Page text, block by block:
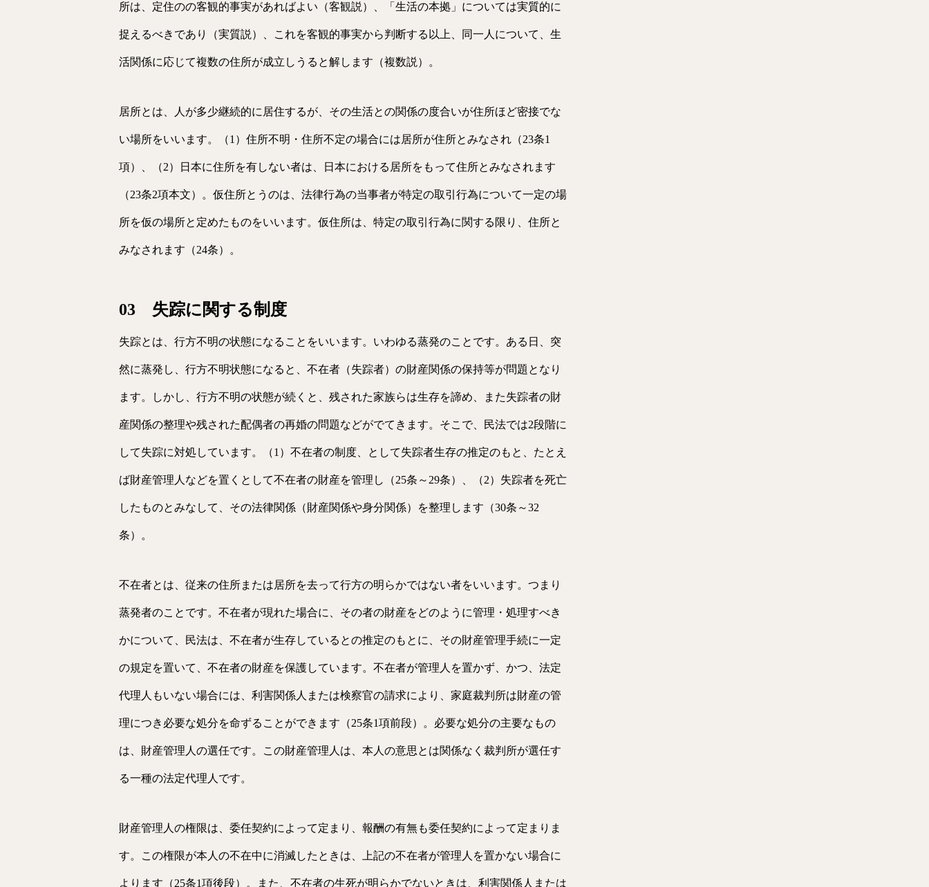
所は、定住のの客観的事実があればよい（客観説）、「生活の本拠」については実質的に
捉えるべきであり（実質説）、これを客観的事実から判断する以上、同一人について、生
活関係に応じて複数の住所が成立しうると解します（複数説）。
居所とは、人が多少継続的に居住するが、その生活との関係の度合いが住所ほど密接でな
い場所をいいます。（1）住所不明・住所不定の場合には居所が住所とみなされ（23条1
項）、（2）日本に住所を有しない者は、日本における居所をもって住所とみなされます
（23条2項本文）。仮住所とうのは、法律行為の当事者が特定の取引行為について一定の場
所を仮の場所と定めたものをいいます。仮住所は、特定の取引行為に関する限り、住所と
みなされます（24条）。
03 失踪に関する制度
失踪とは、行方不明の状態になることをいいます。いわゆる蒸発のことです。ある日、突
然に蒸発し、行方不明状態になると、不在者（失踪者）の財産関係の保持等が問題となり
ます。しかし、行方不明の状態が続くと、残された家族らは生存を諦め、また失踪者の財
産関係の整理や残された配偶者の再婚の問題などがでてきます。そこで、民法では2段階に
して失踪に対処しています。（1）不在者の制度、として失踪者生存の推定のもと、たとえ
ば財産管理人などを置くとして不在者の財産を管理し（25条～29条）、（2）失踪者を死亡
したものとみなして、その法律関係（財産関係や身分関係）を整理します（30条～32
条）。
不在者とは、従来の住所または居所を去って行方の明らかではない者をいいます。つまり
蒸発者のことです。不在者が現れた場合に、その者の財産をどのように管理・処理すべき
かについて、民法は、不在者が生存しているとの推定のもとに、その財産管理手続に一定
の規定を置いて、不在者の財産を保護しています。不在者が管理人を置かず、かつ、法定
代理人もいない場合には、利害関係人または検察官の請求により、家庭裁判所は財産の管
理につき必要な処分を命ずることができます（25条1項前段）。必要な処分の主要なもの
は、財産管理人の選任です。この財産管理人は、本人の意思とは関係なく裁判所が選任す
る一種の法定代理人です。
財産管理人の権限は、委任契約によって定まり、報酬の有無も委任契約によって定まりま
す。この権限が本人の不在中に消滅したときは、上記の不在者が管理人を置かない場合に
よります（25条1項後段）。また、不在者の生死が明らかでないときは、利害関係人または